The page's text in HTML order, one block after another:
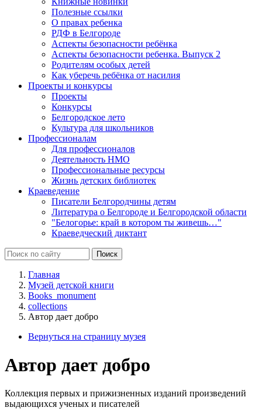
Полезные ссылки
О правах ребенка
РДФ в Белгороде
Аспекты безопасности ребёнка
Аспекты безопасности ребенка. Выпуск 2
Родителям особых детей
Как уберечь ребёнка от насилия
Проекты и конкурсы
Проекты
Конкурсы
Белгородское лето
Культура для школьников
Профессионалам
Для профессионалов
Деятельность НМО
Профессиональные ресурсы
Жизнь детских библиотек
Краеведение
Писатели Белгородчины детям
Литература о Белгороде и Белгородской области
"Белогорье: край в котором ты живешь…"
Краеведческий диктант
Главная
Музей детской книги
Books_monument
collections
Автор дает добро
Вернуться на страницу музея
Автор дает добро
Коллекция первых и прижизненных изданий произведений
выдающихся ученых и писателей